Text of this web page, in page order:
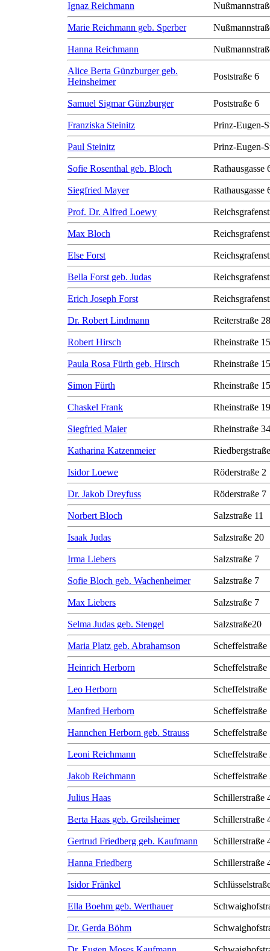
Ignaz Reichmann
Marie Reichmann geb. Sperber
Hanna Reichmann
Alice Berta Günzburger geb.
Heinsheimer
Poststraße 6
Samuel Sigmar Günzburger Poststraße 6
Franziska Steinitz Prinz-Eugen-
Paul Steinitz Prinz-Eugen-
Sofie Rosenthal geb. Bloch Rathausgasse
Siegfried Mayer Rathausgasse
Prof. Dr. Alfred Loewy
Max Bloch
Else Forst
Bella Forst geb. Judas
Erich Joseph Forst
Dr. Robert Lindmann Reiterstraße 28
Robert Hirsch Rheinstraße 15
Paula Rosa Fürth geb. Hirsch Rheinstraße 15
Simon Fürth Rheinstraße 15
Chaskel Frank Rheinstraße 19
Siegfried Maier Rheinstraße 34
Katharina Katzenmeier
Isidor Loewe Röderstraße 2
Dr. Jakob Dreyfuss Röderstraße 7
Norbert Bloch Salzstraße 11
Isaak Judas Salzstraße 20
Irma Liebers Salzstraße 7
Sofie Bloch geb. Wachenheimer Salzstraße 7
Max Liebers Salzstraße 7
Selma Judas geb. Stengel Salzstraße20
Maria Platz geb. Abrahamson Scheffelstraße
Heinrich Herborn Scheffelstraße
Leo Herborn Scheffelstraße
Manfred Herborn Scheffelstraße
Hannchen Herborn geb. Strauss Scheffelstraße
Leoni Reichmann Scheffelstraße
Jakob Reichmann Scheffelstraße
Julius Haas Schillerstraße
Berta Haas geb. Greilsheimer Schillerstraße
Gertrud Friedberg geb. Kaufmann Schillerstraße
Hanna Friedberg Schillerstraße
Isidor Fränkel
Ella Boehm geb. Werthauer
Dr. Gerda Böhm